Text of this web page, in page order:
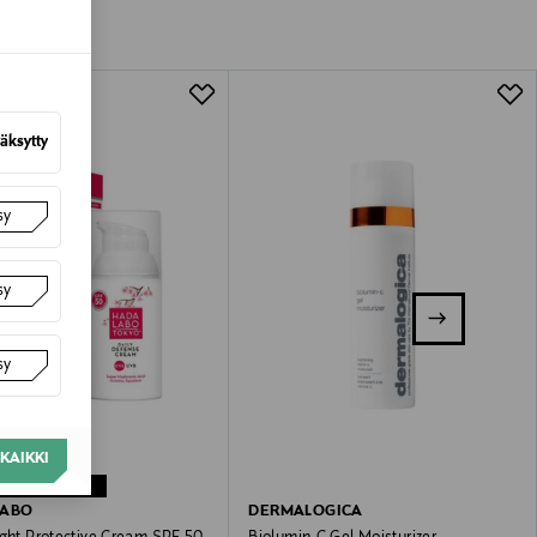
valittuun osoitteeseen.
–21%
DERMALOGICA